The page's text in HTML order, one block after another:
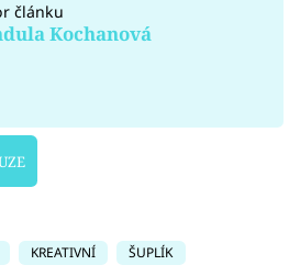
článku
Kochanová
KREATIVNÍ ŠUPLÍK